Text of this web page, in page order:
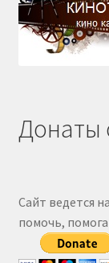
Донаты
Сайт ведется
помочь,